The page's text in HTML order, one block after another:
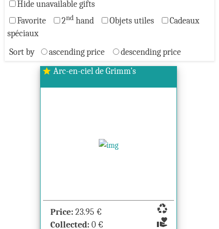
Hide unavailable gifts
Favorite
2nd hand Objets utiles
Cadeaux
spéciaux
Sort by
ascending price descending price
star Arc-en-ciel de Grimm's
recycling
volunteer_activism
Price: 23.95 €
Collected: 0 €